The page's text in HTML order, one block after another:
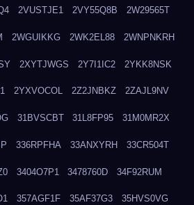
2VUSTJE1 2VY55Q8B 2W29565T
2WGUIKKG 2WK2EL88 2WNPNKRH
2XYTJWGS 2Y7I1IC2 2YKK8NSK
2YXVOCOL 2Z2JNBKZ 2ZAJL9NV
31BVSCBT 31L8FP95 31M0MR2X
336RPFHA 33ANXYRH 33CR504T
3404O7P1 3478760D 34F92RUM
357AGF1F 35AF37G3 35HVS0VG